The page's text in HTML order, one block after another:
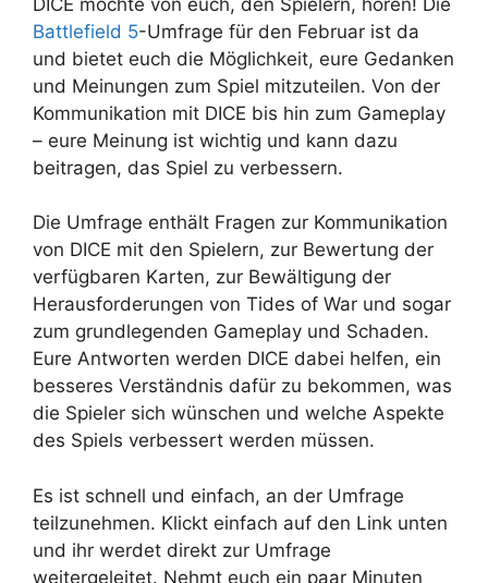
Battlefield 5-Umfrage für den Februar ist da
und bietet euch die Möglichkeit, eure Gedanken
und Meinungen zum Spiel mitzuteilen. Von der
Kommunikation mit DICE bis hin zum Gameplay
– eure Meinung ist wichtig und kann dazu
beitragen, das Spiel zu verbessern.
Die Umfrage enthält Fragen zur Kommunikation
von DICE mit den Spielern, zur Bewertung der
verfügbaren Karten, zur Bewältigung der
Herausforderungen von Tides of War und sogar
zum grundlegenden Gameplay und Schaden.
Eure Antworten werden DICE dabei helfen, ein
besseres Verständnis dafür zu bekommen, was
die Spieler sich wünschen und welche Aspekte
des Spiels verbessert werden müssen.
Es ist schnell und einfach, an der Umfrage
teilzunehmen. Klickt einfach auf den Link unten
und ihr werdet direkt zur Umfrage
weitergeleitet. Nehmt euch ein paar Minuten